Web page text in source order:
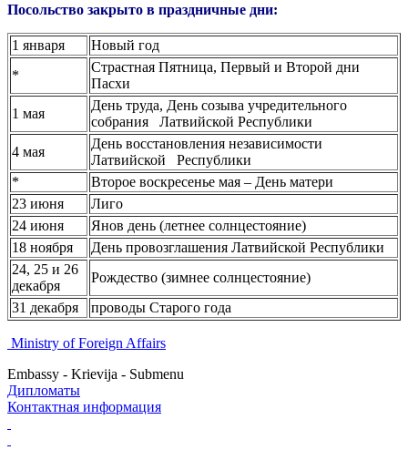
Посольство закрыто в праздничные дни:
1 января
Новый год
*
Страстная Пятница, Первый и Второй дни
Пасхи
1 мая
День труда, День созыва учредительного
собрания Латвийской Республики
4 мая
День восстановления независимости
Латвийской Республики
*
Второе воскресенье мая – День матери
23 июня
Лиго
24 июня
Янов день (летнее солнцестояние)
18 ноября
День провозглашения Латвийской Республики
24, 25 и 26
декабря
Рождество (зимнее солнцестояние)
31 декабря
проводы Старого года
Ministry of Foreign Affairs
Embassy - Krievija - Submenu
Дипломаты
Контактная информация